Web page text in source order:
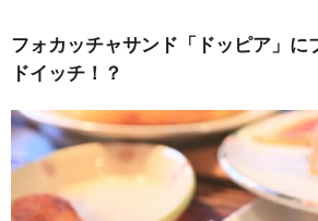
フォカッチャサンド「ドッピア」に
ドイッチ！？